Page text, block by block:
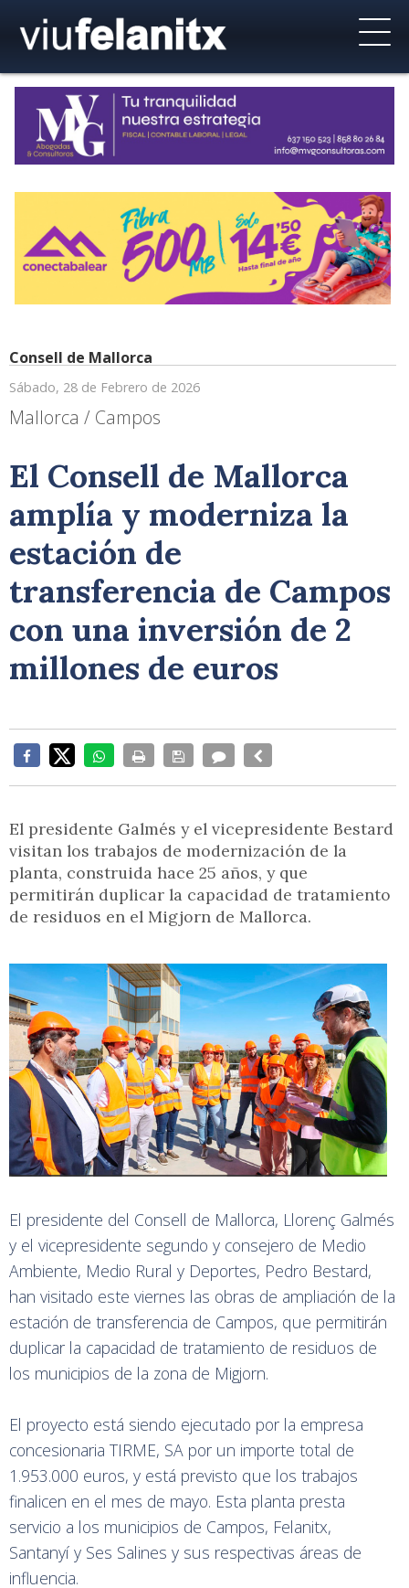
Consell de Mallorca
Sábado, 28 de Febrero de 2026
Mallorca / Campos
El Consell de Mallorca
amplía y moderniza la
estación de
transferencia de Campos
con una inversión de 2
millones de euros
El presidente Galmés y el vicepresidente Bestard
visitan los trabajos de modernización de la
planta, construida hace 25 años, y que
permitirán duplicar la capacidad de tratamiento
de residuos en el Migjorn de Mallorca.
El presidente del Consell de Mallorca, Llorenç Galmés
y el vicepresidente segundo y consejero de Medio
Ambiente, Medio Rural y Deportes, Pedro Bestard,
han visitado este viernes las obras de ampliación de la
estación de transferencia de Campos, que permitirán
duplicar la capacidad de tratamiento de residuos de
los municipios de la zona de Migjorn.
El proyecto está siendo ejecutado por la empresa
concesionaria TIRME, SA por un importe total de
1.953.000 euros, y está previsto que los trabajos
finalicen en el mes de mayo. Esta planta presta
servicio a los municipios de Campos, Felanitx,
Santanyí y Ses Salines y sus respectivas áreas de
influencia.